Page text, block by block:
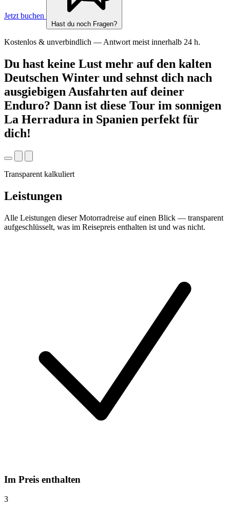
Jetzt buchen
Hast du noch Fragen?
Kostenlos & unverbindlich — Antwort meist innerhalb 24 h.
Du hast keine Lust mehr auf den kalten
Deutschen Winter und sehnst dich nach
ausgiebigen Ausfahrten auf deiner
Enduro? Dann ist diese Tour im sonnigen
La Herradura in Spanien perfekt für
dich!
Transparent kalkuliert
Leistungen
Alle Leistungen dieser Motorradreise auf einen Blick — transparent
aufgeschlüsselt, was im Reisepreis enthalten ist und was nicht.
Im Preis enthalten
3